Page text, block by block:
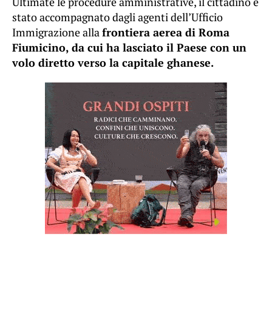
stato accompagnato dagli agenti dell’Ufficio
Immigrazione allafrontiera aerea di Roma
Fiumicino, da cui ha lasciato il Paese con un
volo diretto verso la capitale ghanese.